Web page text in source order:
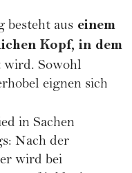
besteht aus einem
Kopf, in dem
wird. Sowohl
eignen sich
in Sachen
Nach der
wird bei